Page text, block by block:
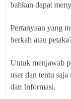
bahkan dapat
Pertanyaan yang
berkah atau
Untuk menjawab
user dan tentu
dan Informasi.